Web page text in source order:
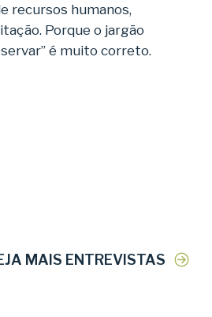
recursos humanos,
Porque o jargão
é muito correto.
MAIS ENTREVISTAS